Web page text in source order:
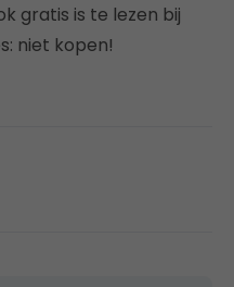
gratis is te lezen bij
niet kopen!